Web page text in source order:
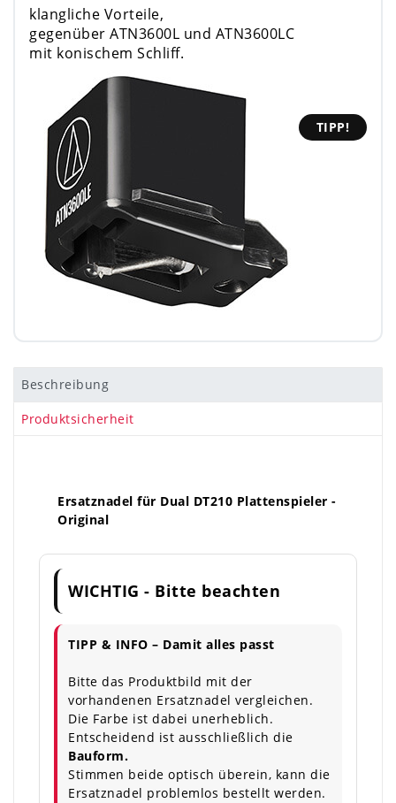
klangliche Vorteile,
gegenüber ATN3600L und ATN3600LC
mit konischem Schliff.
TIPP!
Beschreibung
Produktsicherheit
Ersatznadel für Dual DT210 Plattenspieler -
Original
WICHTIG - Bitte beachten
TIPP & INFO – Damit alles passt
Bitte das Produktbild mit der
vorhandenen Ersatznadel vergleichen.
Die Farbe ist dabei unerheblich.
Entscheidend ist ausschließlich die
Bauform.
Stimmen beide optisch überein, kann die
Ersatznadel problemlos bestellt werden.